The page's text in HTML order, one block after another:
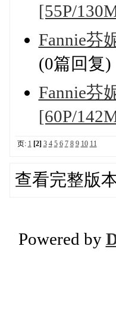
[55P/
Fannie芬
(0篇回复)
Fannie芬
[60P/
页: 1 [2] 3 4 5 6 7 8 9 10 11
查看完整版
Powered by